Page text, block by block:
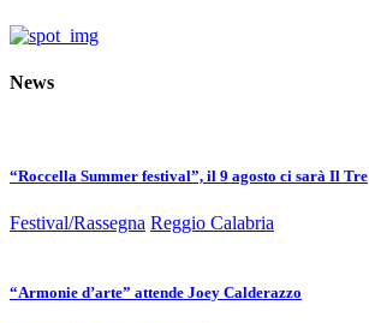
News
“Roccella Summer festival”, il 9 agosto ci sarà Il Tre
Festival/Rassegna Reggio Calabria
“Armonie d’arte” attende Joey Calderazzo